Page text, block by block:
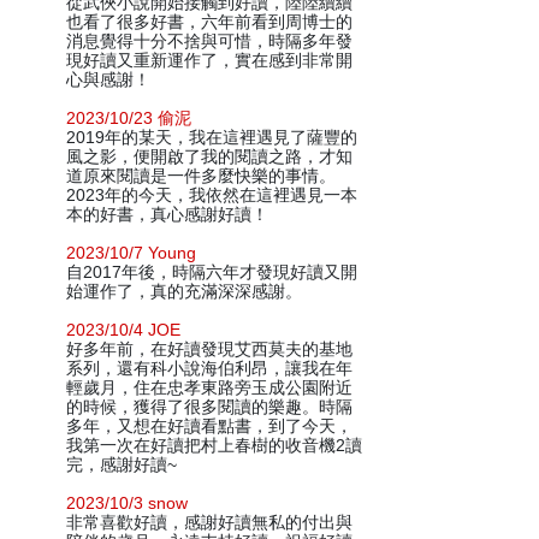
也看了很多好書，六年前看到周博士的
消息覺得十分不捨與可惜，時隔多年發
現好讀又重新運作了，實在感到非常開
心與感謝！
2023/10/23 偷泥
2019年的某天，我在這裡遇見了薩豐的
風之影，便開啟了我的閱讀之路，才知
道原來閱讀是一件多麼快樂的事情。
2023年的今天，我依然在這裡遇見一本
本的好書，真心感謝好讀！
2023/10/7 Young
自2017年後，時隔六年才發現好讀又開
始運作了，真的充滿深深感謝。
2023/10/4 JOE
好多年前，在好讀發現艾西莫夫的基地
系列，還有科小說海伯利昂，讓我在年
輕歲月，住在忠孝東路旁玉成公園附近
的時候，獲得了很多閱讀的樂趣。時隔
多年，又想在好讀看點書，到了今天，
我第一次在好讀把村上春樹的收音機2讀
完，感謝好讀~
2023/10/3 snow
非常喜歡好讀，感謝好讀無私的付出與